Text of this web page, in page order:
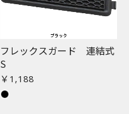
フレックスガード 連結式
S
￥1,188